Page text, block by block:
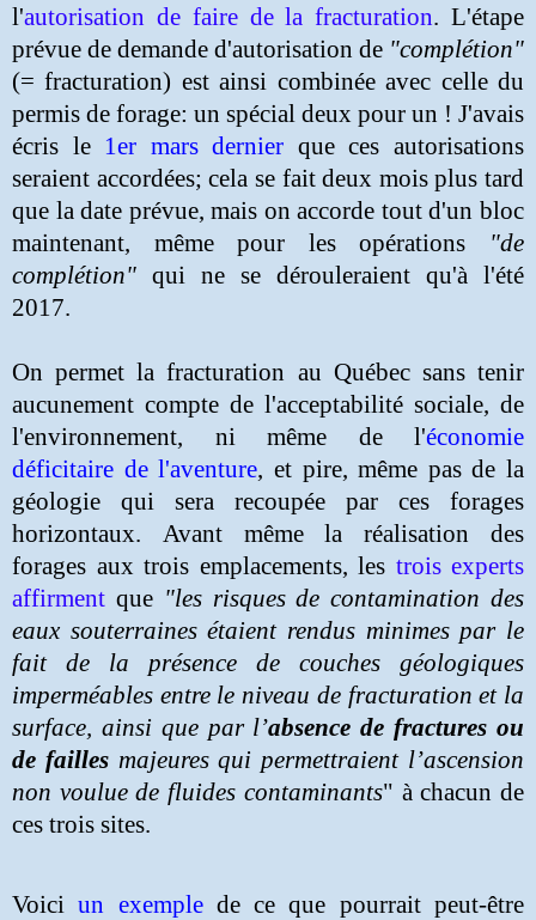
l'autorisation de faire de la fracturation. L'étape
prévue de demande d'autorisation de "complétion"
(= fracturation) est ainsi combinée avec celle du
permis de forage: un spécial deux pour un ! J'avais
écris le 1er mars dernier que ces autorisations
seraient accordées; cela se fait deux mois plus tard
que la date prévue, mais on accorde tout d'un bloc
maintenant, même pour les opérations "de
complétion" qui ne se dérouleraient qu'à l'été
2017.
On permet la fracturation au Québec sans tenir
aucunement compte de l'acceptabilité sociale, de
l'environnement, ni même de l'économie
déficitaire de l'aventure, et pire, même pas de la
géologie qui sera recoupée par ces forages
horizontaux. Avant
même la réalisation des
forages aux trois emplacements, les trois experts
affirment que "les risques de contamination des
eaux souterraines étaient rendus minimes par le
fait de la présence de couches géologiques
imperméables entre le niveau de fracturation et la
surface, ainsi que par l’absence de fractures ou
de failles majeures qui permettraient l’ascension
non voulue de fluides contaminants" à chacun de
ces trois sites.
Voiciun exemplede ce que pourrait peut-être